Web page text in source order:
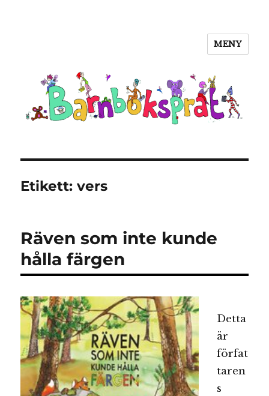
MENY
Etikett:vers
Räven som inte kunde
hålla färgen
Detta
är
förfat
taren
s